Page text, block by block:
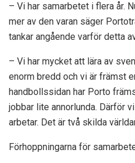
– Vi har samarbetet i flera år.
mer av den varan säger
tankar angående varför detta
– Vi har mycket att lära av
enorm bredd och vi är främst
handbollssidan har Porto
jobbar lite annorlunda. Därför
arbetar. Det är två skilda
Förhoppningarna för